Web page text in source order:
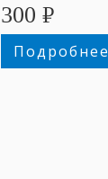
300 ₽
Подробнее